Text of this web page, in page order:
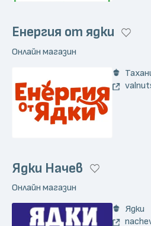
Енергия от ядки
Онлайн магазин
Ядки Начев
Онлайн магазин
Ядки